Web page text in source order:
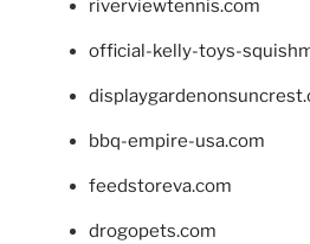
riverviewtennis.com
official-kelly-toys-
bbq-empire-usa.com
feedstoreva.com
drogopets.com